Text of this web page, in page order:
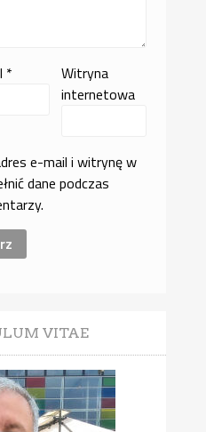
*
Witryna
internetowa
e-mail i witrynę w
dane podczas
VITAE